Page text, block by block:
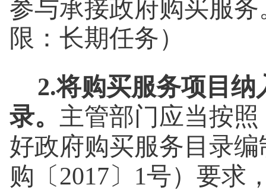
参与承接政府购买服
限：长期任务）
2.将购买服务项目
录。 主管部门应当按
好政府购买服务目录
购 〔2017〕 1号）要求